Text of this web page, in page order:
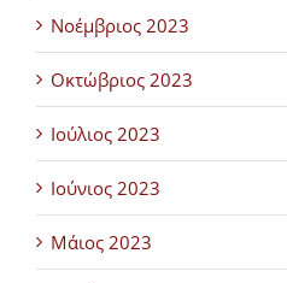
Νοέμβριος 2023
Οκτώβριος 2023
Ιούλιος 2023
Ιούνιος 2023
Μάιος 2023